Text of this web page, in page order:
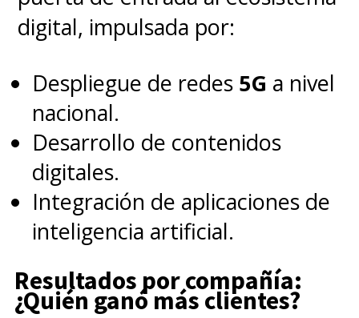
con unapropuesta sólida,
escalable y competitiva que
sin duda debe considerar un
lanzamiento globalpara
impulsar aún más este avance
tecnológico, que de manera
inicial solo estará disponible en
Estados Unidos y Corea del
digital, impulsada por:
Despliegue de redes 5G a nivel
nacional.
Desarrollo de contenidos
digitales.
Integración de aplicaciones de
inteligencia artificial.
Resultados por compañía:
¿Quién ganó más clientes?